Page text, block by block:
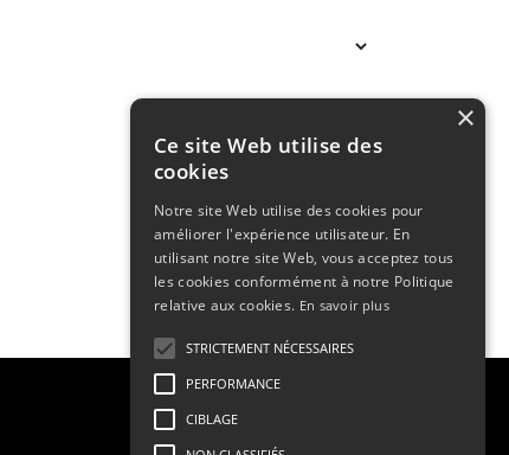
×
Ce site Web utilise des
cookies
Notre site Web utilise des cookies pour
améliorer l'expérience utilisateur. En
utilisant notre site Web, vous acceptez tous
les cookies conformément à notre Politique
relative aux cookies. En savoir plus
STRICTEMENT NÉCESSAIRES
PERFORMANCE
CIBLAGE